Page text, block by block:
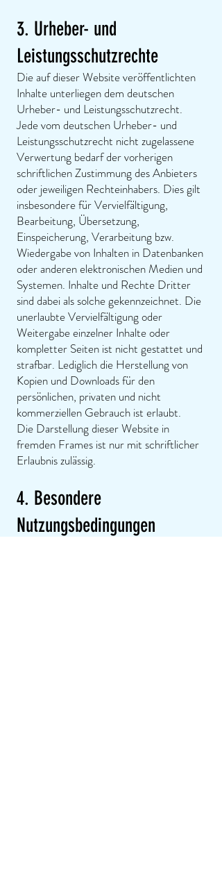
3. Urheber- und
Leistungsschutzrechte
Die auf dieser Website veröffentlichten
Inhalte unterliegen dem deutschen
Urheber- und Leistungsschutzrecht.
Jede vom deutschen Urheber- und
Leistungsschutzrecht nicht zugelassene
Verwertung bedarf der vorherigen
schriftlichen Zustimmung des Anbieters
oder jeweiligen Rechteinhabers. Dies gilt
insbesondere für Vervielfältigung,
Bearbeitung, Übersetzung,
Einspeicherung, Verarbeitung bzw.
Wiedergabe von Inhalten in Datenbanken
oder anderen elektronischen Medien und
Systemen. Inhalte und Rechte Dritter
sind dabei als solche gekennzeichnet. Die
unerlaubte Vervielfältigung oder
Weitergabe einzelner Inhalte oder
kompletter Seiten ist nicht gestattet und
strafbar. Lediglich die Herstellung von
Kopien und Downloads für den
persönlichen, privaten und nicht
kommerziellen Gebrauch ist erlaubt.
Die Darstellung dieser Website in
fremden Frames ist nur mit schriftlicher
Erlaubnis zulässig.
4. Besondere
Nutzungsbedingungen